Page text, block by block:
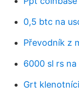
0,5 btc na
Převodník z
6000 sl rs na
Grt